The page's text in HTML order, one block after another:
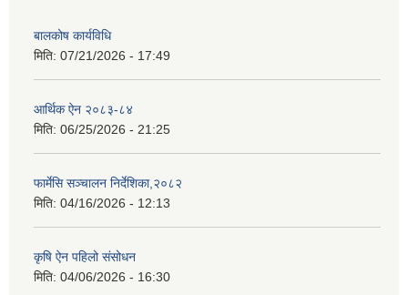
बालकोष कार्यविधि
मिति: 07/21/2026 - 17:49
आर्थिक ऐन २०८३-८४
मिति: 06/25/2026 - 21:25
फार्मेसि सञ्चालन निर्देशिका,२०८२
मिति: 04/16/2026 - 12:13
कृषि ऐन पहिलो संसोधन
मिति: 04/06/2026 - 16:30